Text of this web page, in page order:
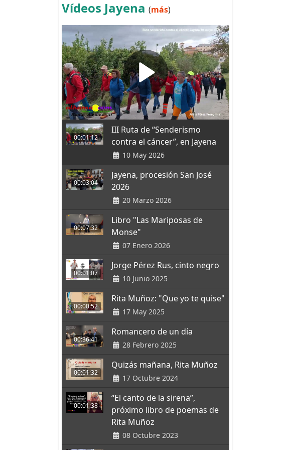
Vídeos Jayena (más)
00:01:12
III Ruta de “Senderismo
contra el cáncer”, en Jayena
10 May 2026
00:03:04
Jayena, procesión San José
2026
20 Marzo 2026
00:07:32
Libro "Las Mariposas de
Monse"
07 Enero 2026
00:01:07
Jorge Pérez Rus, cinto negro
10 Junio 2025
00:00:52
Rita Muñoz: "Que yo te quise"
17 May 2025
00:36:41
Romancero de un día
28 Febrero 2025
00:01:32
Quizás mañana, Rita Muñoz
17 Octubre 2024
00:01:38
“El canto de la sirena”,
próximo libro de poemas de
Rita Muñoz
08 Octubre 2023